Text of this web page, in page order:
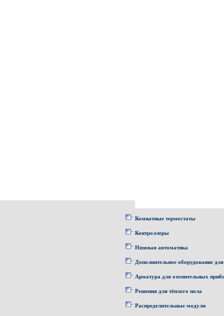
Комнатные термостаты
Контроллеры
Низовая автоматика
Дополнительное оборудование
Арматура для отопительных
Решения для тёплого пола
Распределительные модули